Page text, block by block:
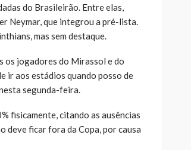
do Brasileirão. Entre elas,
Neymar, que integrou a pré-lista.
mas sem destaque.
os jogadores do Mirassol e do
ir aos estádios quando posso de
segunda-feira.
fisicamente, citando as ausências
deve ficar fora da Copa, por causa